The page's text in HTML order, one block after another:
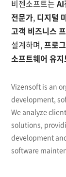
04.
02.
2011
12.
비젠소프트는 AI
전문가, 디지털
고객 비즈니스
설계하며,프로
소프트웨어 유지
Vizensoft is an
development,
We analyze
solutions,
development
software